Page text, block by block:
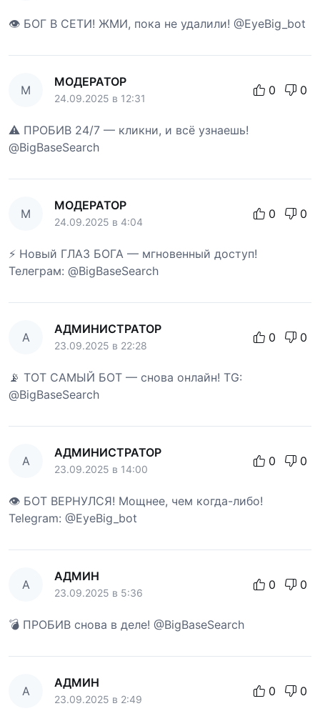
👁 БОГ В СЕТИ! ЖМИ, пока не удалили! @EyeBig_bot
М
МОДЕРАТОР
24.09.2025 в 12:31
0 0
⚠️ ПРОБИВ 24/7 — кликни, и всё узнаешь!
@BigBaseSearch
М
МОДЕРАТОР
24.09.2025 в 4:04
0 0
⚡ Новый ГЛАЗ БОГА — мгновенный доступ!
Телеграм: @BigBaseSearch
А
АДМИНИСТРАТОР
23.09.2025 в 22:28
0 0
📡 ТОТ САМЫЙ БОТ — снова онлайн! TG:
@BigBaseSearch
А
АДМИНИСТРАТОР
23.09.2025 в 14:00
0 0
👁 БОТ ВЕРНУЛСЯ! Мощнее, чем когда-либо!
Telegram: @EyeBig_bot
А
АДМИН
23.09.2025 в 5:36
0 0
💣 ПРОБИВ снова в деле! @BigBaseSearch
А
АДМИН
23.09.2025 в 2:49
0 0